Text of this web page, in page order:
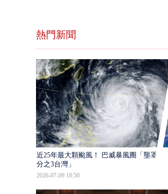
熱門新聞
近25年最大顆颱風！ 巴威暴風圈「壟罩4
分之3台灣」
2026-07-09 18:50